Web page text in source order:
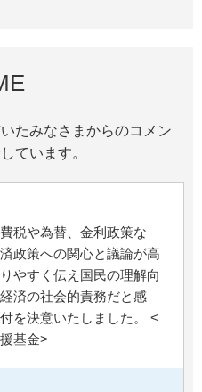
たみなさまからのコメン
ています。
税や為替、金利政策な
政策への関心と議論が高
やすく伝え国民の理解向
済の社会的責務だと感
を決意いたしました。 <
基金>